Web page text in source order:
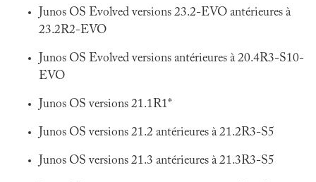
Junos OS Evolved versions 23.2-EVO antérieures à
23.2R2-EVO
Junos OS Evolved versions antérieures à 20.4R3-S10-
EVO
Junos OS versions 21.1R1*
Junos OS versions 21.2 antérieures à 21.2R3-S5
Junos OS versions 21.3 antérieures à 21.3R3-S5